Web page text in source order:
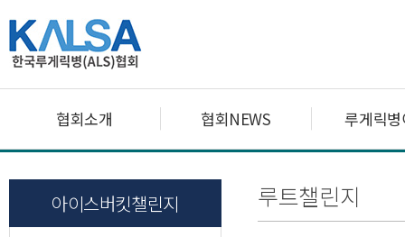
협회소개 협회NEWS 루게릭
아이스버킷챌린지 루트챌린지